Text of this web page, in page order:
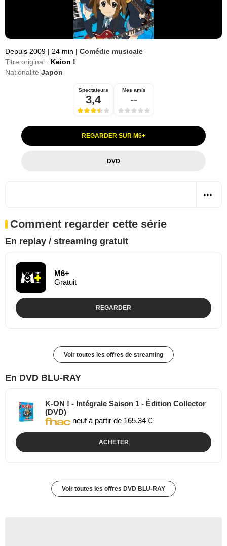
Depuis 2009 | 24 min | Comédie musicale
Titre original : Keion !
Nationalité Japon
Spectateurs
3,4
Mes amis
--
REGARDER SUR M6+
DVD
Comment regarder cette série
En replay / streaming gratuit
M6+
Gratuit
REGARDER
Voir toutes les offres de streaming
En DVD BLU-RAY
K-ON ! - Intégrale Saison 1 - Édition Collector
(DVD)
neuf à partir de 165,34 €
ACHETER
Voir toutes les offres DVD BLU-RAY